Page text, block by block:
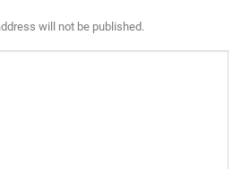
will not be published.